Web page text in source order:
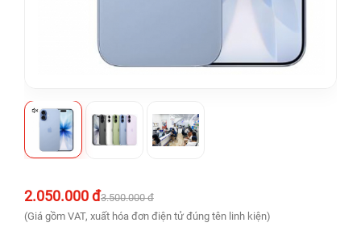
2.050.000 đ3.500.000 đ
(Giá gồm VAT, xuất hóa đơn điện tử đúng tên linh kiện)